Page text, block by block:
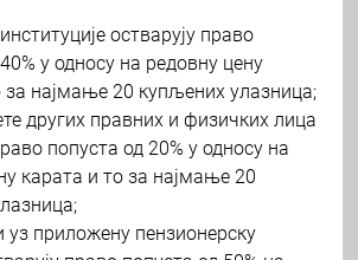
остварују право
у односу на редовну цену
за најмање 20 купљених улазница;
других правних и физичких лица
попуста од 20% у односу на
карата и то за најмање 20
уз приложену пензионерску